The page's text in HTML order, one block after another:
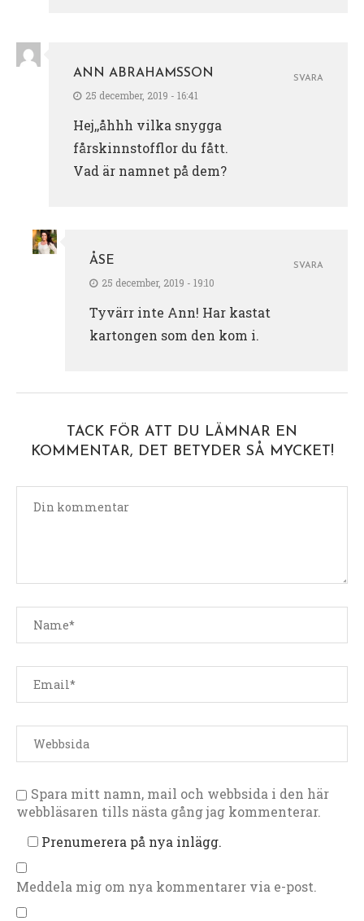
ANN ABRAHAMSSON
25 december, 2019 - 16:41
Hej,,åhhh vilka snygga
fårskinnstofflor du fått.
Vad är namnet på dem?
SVARA
ÅSE
25 december, 2019 - 19:10
Tyvärr inte Ann! Har kastat
kartongen som den kom i.
SVARA
TACK FÖR ATT DU LÄMNAR EN
KOMMENTAR, DET BETYDER SÅ MYCKET!
Spara mitt namn, mail och webbsida i den här
webbläsaren tills nästa gång jag kommenterar.
Prenumerera på nya inlägg.
Meddela mig om nya kommentarer via e-post.